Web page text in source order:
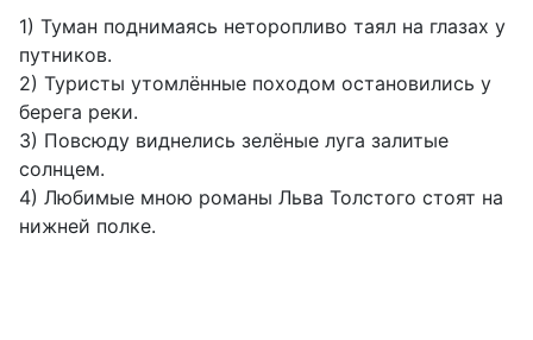
1) Туман поднимаясь неторопливо таял на глазах у
путников.
2) Туристы утомлённые походом остановились у
берега реки.
3) Повсюду виднелись зелёные луга залитые
солнцем.
4) Любимые мною романы Льва Толстого стоят на
нижней полке.